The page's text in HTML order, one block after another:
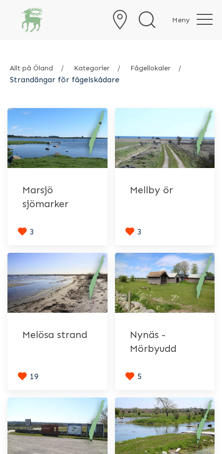
Meny
Allt på Öland Kategorier Fågellokaler
Strandängar för fågelskådare
Marsjö
sjömarker
3
Mellby ör
3
Melösa strand
19
Nynäs -
Mörbyudd
5